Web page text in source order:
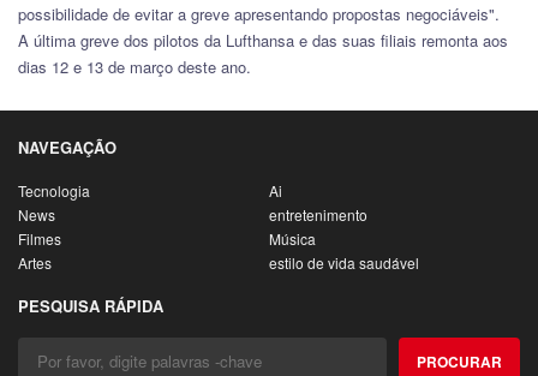
possibilidade de evitar a greve apresentando propostas negociáveis".
A última greve dos pilotos da Lufthansa e das suas filiais remonta aos
dias 12 e 13 de março deste ano.
NAVEGAÇÃO
Tecnologia
Ai
News
entretenimento
Filmes
Música
Artes
estilo de vida saudável
PESQUISA RÁPIDA
PROCURAR